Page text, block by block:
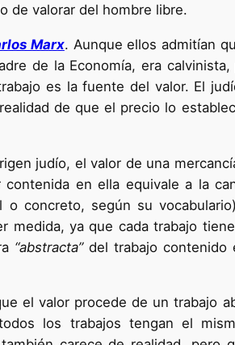
de valorar del hombre libre.
Marx. Aunque ellos admitían
de la Economía, era
es la fuente del valor. El
de que el precio lo
judío, el valor de una
en ella equivale a la
concreto, según su
medida, ya que cada trabajo
“abstracta”del trabajo contenido
el valor procede de un trabajo
los trabajos tengan el